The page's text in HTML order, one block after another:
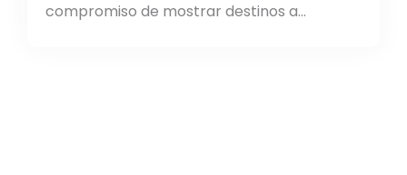
compromiso de mostrar destinos a...